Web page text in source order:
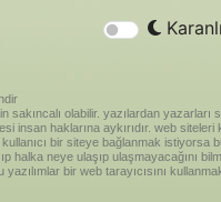
olabilir. yazılardan
haklarına aykırıdır. web
bir siteye bağlanmak istiyorsa
halka neye ulaşıp ulaşmayacağını
bir web tarayıcısını